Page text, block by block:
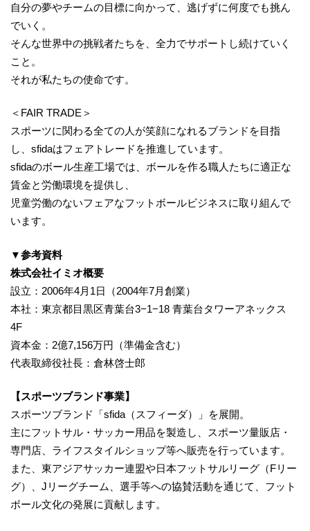
自分の夢やチームの目標に向かって、逃げずに何度でも挑ん
でいく。
そんな世界中の挑戦者たちを、全力でサポートし続けていく
こと。
それが私たちの使命です。
＜FAIR TRADE＞
スポーツに関わる全ての人が笑顔になれるブランドを目指
し、sfidaはフェアトレードを推進しています。
sfidaのボール生産工場では、ボールを作る職人たちに適正な
賃金と労働環境を提供し、
児童労働のないフェアなフットボールビジネスに取り組んで
います。
▼参考資料
株式会社イミオ概要
設立：2006年4月1日（2004年7月創業）
本社：東京都目黒区青葉台3−1−18 青葉台タワーアネックス
4F
資本金：2億7,156万円（準備金含む）
代表取締役社長：倉林啓士郎
【スポーツブランド事業】
スポーツブランド「sfida（スフィーダ）」を展開。
主にフットサル・サッカー用品を製造し、スポーツ量販店・
専門店、ライフスタイルショップ等へ販売を行っています。
また、東アジアサッカー連盟や日本フットサルリーグ（Fリー
グ）、Jリーグチーム、選手等への協賛活動を通じて、フット
ボール文化の発展に貢献します。